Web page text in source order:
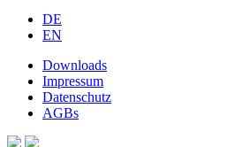
DE
EN
Downloads
Impressum
Datenschutz
AGBs